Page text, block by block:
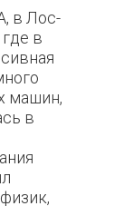
в Лос-
в
машин,
в